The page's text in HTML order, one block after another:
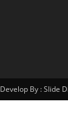
Develop By : Slide